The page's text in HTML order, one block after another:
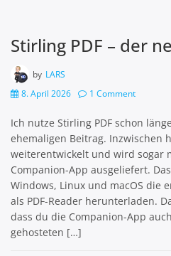
Stirling PDF – der
by LARS
8. April 2026
1 Comment
Ich nutze Stirling PDF schon
ehemaligen Beitrag. Inzwischen
weiterentwickelt und wird sogar
Companion-App ausgeliefert.
Windows, Linux und macOS die
als PDF-Reader herunterladen.
dass du die Companion-App
gehosteten […]